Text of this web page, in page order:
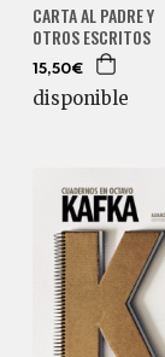
CARTA AL PADRE Y
OTROS ESCRITOS
15,50€
disponible